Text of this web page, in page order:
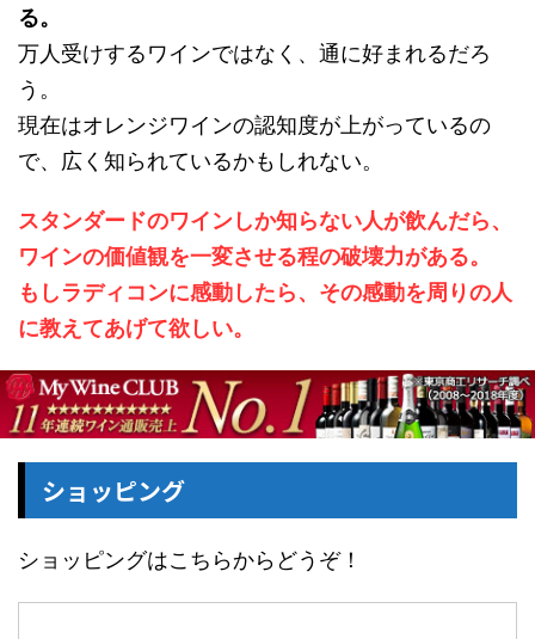
る。
万人受けするワインではなく、通に好まれるだろ
う。
現在はオレンジワインの認知度が上がっているの
で、広く知られているかもしれない。
スタンダードのワインしか知らない人が飲んだら、
ワインの価値観を一変させる程の破壊力がある。
もしラディコンに感動したら、その感動を周りの人
に教えてあげて欲しい。
ショッピング
ショッピングはこちらからどうぞ！